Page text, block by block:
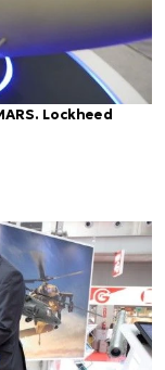
Lockheed